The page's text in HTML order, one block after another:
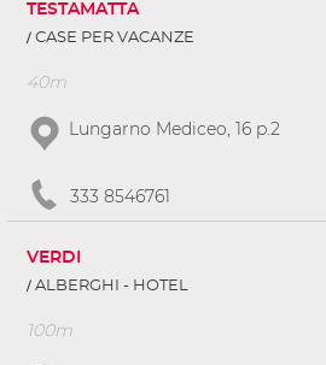
TESTAMATTA
CASE PER VACANZE
40m
Lungarno Mediceo, 16 p.2
333 8546761
VERDI
ALBERGHI - HOTEL
100m